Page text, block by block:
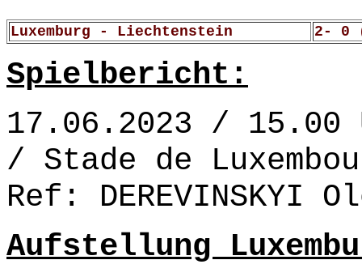
Luxemburg - Liechtenstein 2- 0
Spielbericht:
17.06.2023 / 15.00
/ Stade de
Ref:
Aufstellung